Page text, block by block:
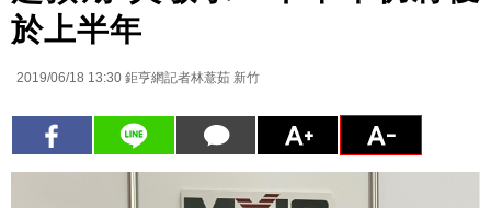
於上半年
2019/06/18 13:30 鉅亨網記者林薏茹 新竹